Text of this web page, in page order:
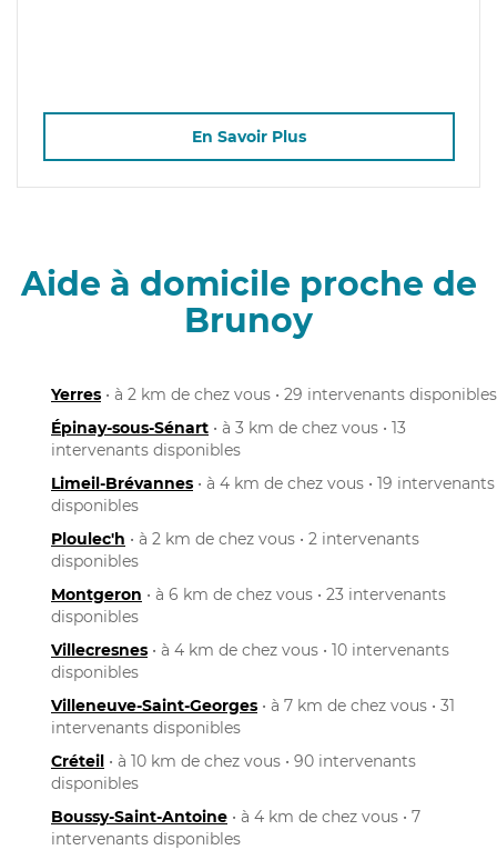
En Savoir Plus
Aide à domicile proche de
Brunoy
Yerres • à 2 km de chez vous • 29 intervenants disponibles
Épinay-sous-Sénart • à 3 km de chez vous • 13
intervenants disponibles
Limeil-Brévannes • à 4 km de chez vous • 19 intervenants
disponibles
Ploulec'h • à 2 km de chez vous • 2 intervenants
disponibles
Montgeron • à 6 km de chez vous • 23 intervenants
disponibles
Villecresnes • à 4 km de chez vous • 10 intervenants
disponibles
Villeneuve-Saint-Georges • à 7 km de chez vous • 31
intervenants disponibles
Créteil • à 10 km de chez vous • 90 intervenants
disponibles
Boussy-Saint-Antoine • à 4 km de chez vous • 7
intervenants disponibles